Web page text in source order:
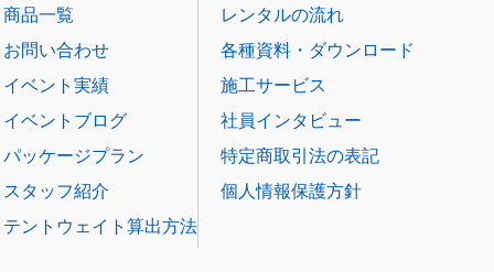
商品一覧
お問い合わせ
イベント実績
イベントブログ
パッケージプラン
スタッフ紹介
テントウェイト算出方法
レンタルの流れ
各種資料・ダウンロード
施工サービス
社員インタビュー
特定商取引法の表記
個人情報保護方針